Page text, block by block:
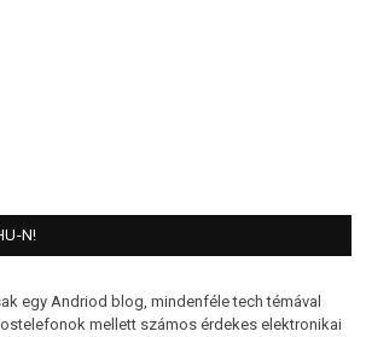
N!
egy Andriod blog, mindenféle tech témával
mellett számos érdekes elektronikai